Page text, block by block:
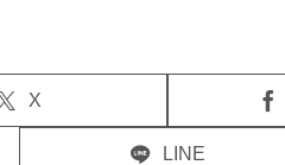
X
LINE